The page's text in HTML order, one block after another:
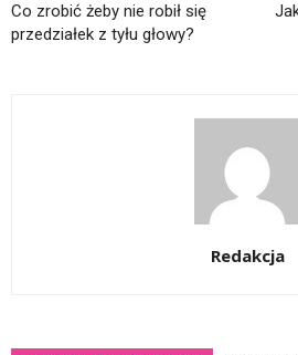
Co zrobić żeby nie robił się
przedziałek z tyłu głowy?
Redakcja